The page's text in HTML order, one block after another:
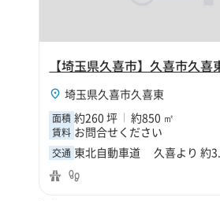
埼玉県久喜市久喜東
面積 約260 坪 約850 ㎡
賃料 お問合せください
交通 東北自動車道 久喜より 約